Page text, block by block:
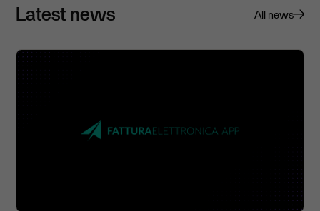
Latest news All news